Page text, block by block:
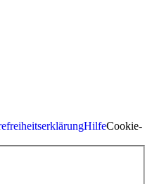
HilfeCookie-